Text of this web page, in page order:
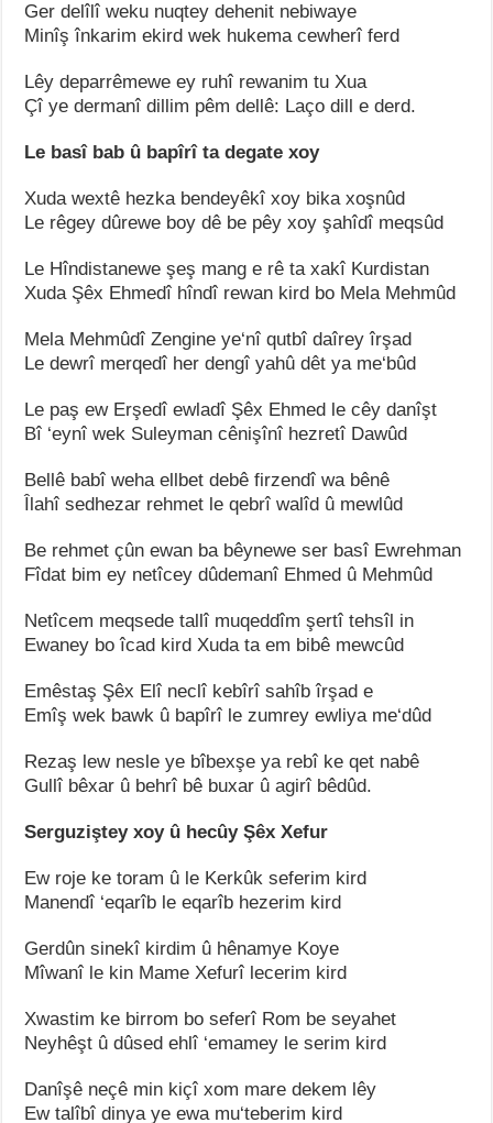
Ger delîlî weku nuqtey dehenit nebiwaye
Minîş înkarim ekird wek hukema cewherî ferd
Lêy deparrêmewe ey ruhî rewanim tu Xua
Çî ye dermanî dillim pêm dellê: Laço dill e derd.
Le basî bab û bapîrî ta degate xoy
Xuda wextê hezka bendeyêkî xoy bika xoşnûd
Le rêgey dûrewe boy dê be pêy xoy şahîdî meqsûd
Le Hîndistanewe şeş mang e rê ta xakî Kurdistan
Xuda Şêx Ehmedî hîndî rewan kird bo Mela Mehmûd
Mela Mehmûdî Zengine ye‘nî qutbî daîrey îrşad
Le dewrî merqedî her dengî yahû dêt ya me‘bûd
Le paş ew Erşedî ewladî Şêx Ehmed le cêy danîşt
Bî ‘eynî wek Suleyman cênişînî hezretî Dawûd
Bellê babî weha ellbet debê firzendî wa bênê
Îlahî sedhezar rehmet le qebrî walîd û mewlûd
Be rehmet çûn ewan ba bêynewe ser basî Ewrehman
Fîdat bim ey netîcey dûdemanî Ehmed û Mehmûd
Netîcem meqsede tallî muqeddîm şertî tehsîl in
Ewaney bo îcad kird Xuda ta em bibê mewcûd
Emêstaş Şêx Elî neclî kebîrî sahîb îrşad e
Emîş wek bawk û bapîrî le zumrey ewliya me‘dûd
Rezaş lew nesle ye bîbexşe ya rebî ke qet nabê
Gullî bêxar û behrî bê buxar û agirî bêdûd.
Serguziştey xoy û hecûy Şêx Xefur
Ew roje ke toram û le Kerkûk seferim kird
Manendî ‘eqarîb le eqarîb hezerim kird
Gerdûn sinekî kirdim û hênamye Koye
Mîwanî le kin Mame Xefurî lecerim kird
Xwastim ke birrom bo seferî Rom be seyahet
Neyhêşt û dûsed ehlî ‘emamey le serim kird
Danîşê neçê min kiçî xom mare dekem lêy
Ew talîbî dinya ye ewa mu‘teberim kird